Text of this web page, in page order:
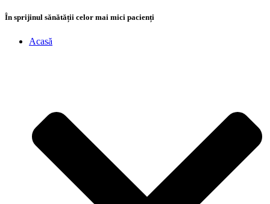
În sprijinul sănătății celor mai mici pacienți
Acasă